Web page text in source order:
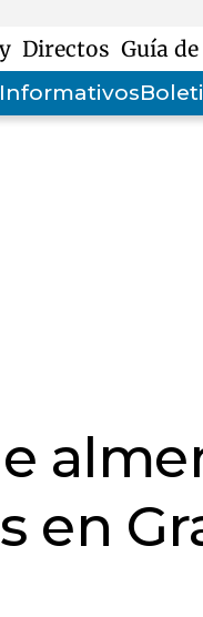
Directos Guía
Informativos
en